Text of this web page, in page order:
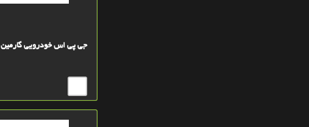
جی پی اس خودرویی گارمین Garmin Drive 40